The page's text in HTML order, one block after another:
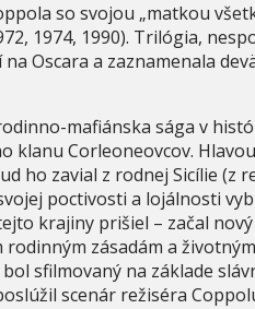
so svojou „matkou
1974, 1990). Trilógia,
Oscara a zaznamenala
mafiánska sága v
klanu Corleoneovcov.
ho zavial z rodnej Sicílie (z
poctivosti a lojálnosti
krajiny prišiel – začal
zásadám a
sfilmovaný na základe
scenár režiséra